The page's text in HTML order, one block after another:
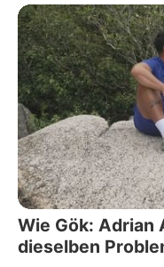
Wie Gök: Adrian
dieselben